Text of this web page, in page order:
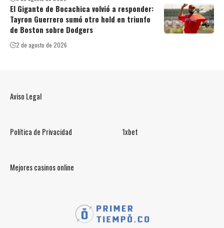
El Gigante de Bocachica volvió a responder:
Tayron Guerrero sumó otro hold en triunfo
de Boston sobre Dodgers
2 de agosto de 2026
Aviso Legal
Política de Privacidad 1xbet
Mejores casinos online